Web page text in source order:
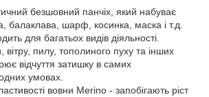
безшовний панчіх, який набуває
балаклава, шарф, косинка, маска і т.д.
для багатьох видів діяльності.
вітру, пилу, тополиного пуху та інших
відчуття затишку в самих
умовах.
вовни Merino - запобігають ріст